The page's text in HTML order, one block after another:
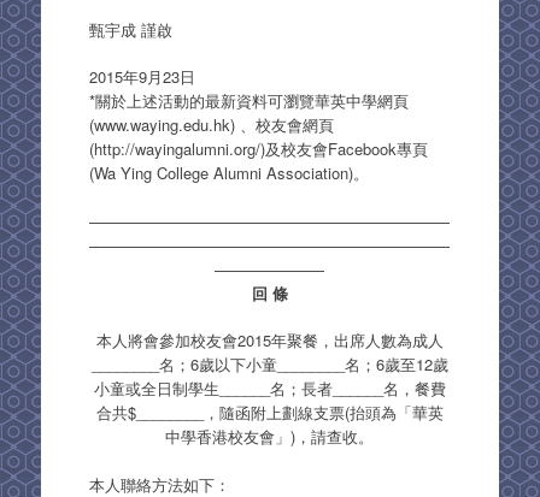
甄宇成 謹啟
2015年9月23日
*關於上述活動的最新資料可瀏覽華英中學網頁
(www.waying.edu.hk) 、校友會網頁
(http://wayingalumni.org/)及校友會Facebook專頁
(Wa Ying College Alumni Association)。
———————————————————————
———————————————————————
———————
回 條
本人將會參加校友會2015年聚餐，出席人數為成人
________名；6歲以下小童________名；6歲至12歲
小童或全日制學生______名；長者______名，餐費
合共$________，隨函附上劃線支票(抬頭為「華英
中學香港校友會」)，請查收。
本人聯絡方法如下：